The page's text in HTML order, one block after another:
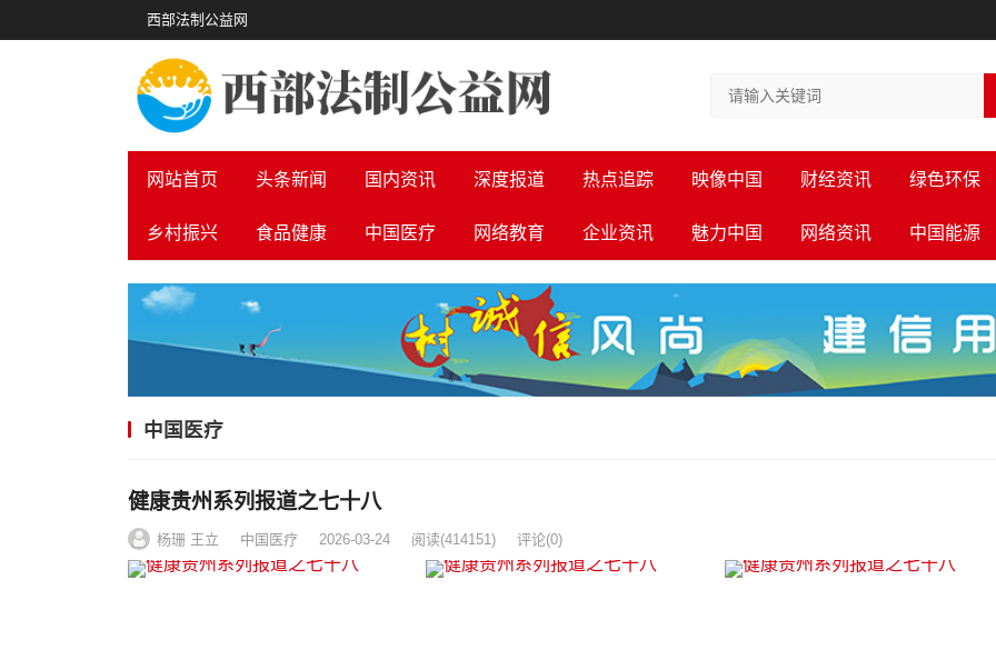
西部法制公益网
网站首页 头条新闻 国内资讯 深度报道 热点追踪 映像中国 财经资讯 绿色环保
乡村振兴 食品健康 中国医疗 网络教育 企业资讯 魅力中国 网络资讯 中国能源
中国医疗
健康贵州系列报道之七十八
杨珊 王立 中国医疗 2026-03-24 阅读(414151) 评论(0)